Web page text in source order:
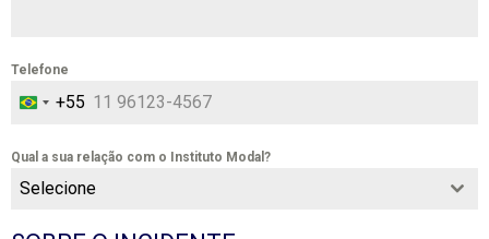
Telefone
BRAZIL +55
+55
Qual a sua relação com o Instituto Modal?
Selecione